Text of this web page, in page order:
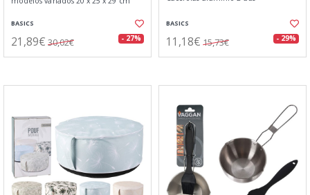
BASICS
21,89€ 30,02€ - 27%
BASICS
11,18€ 15,73€ - 29%